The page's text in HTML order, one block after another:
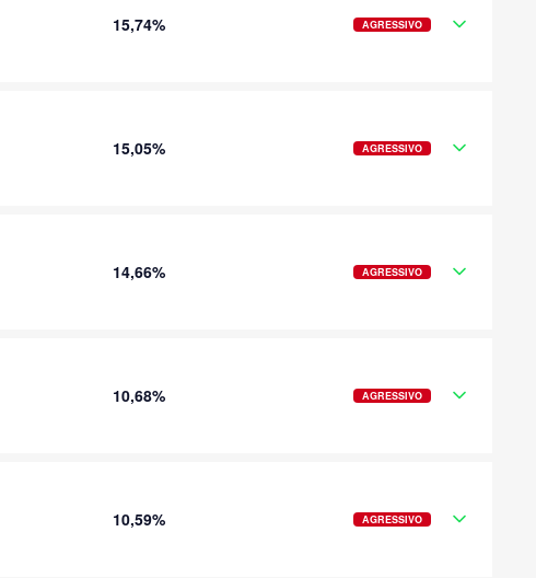
15,74% AGRESSIVO
15,05% AGRESSIVO
14,66% AGRESSIVO
10,68% AGRESSIVO
10,59% AGRESSIVO